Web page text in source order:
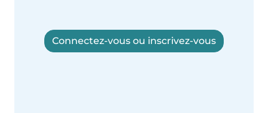
Connectez-vous ou inscrivez-vous